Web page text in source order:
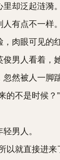
却泛起涟漪。
有点不一样。
肉眼可见的红
人看着，她
被人一脚踹
不是时候？”
男人。
就直接进来